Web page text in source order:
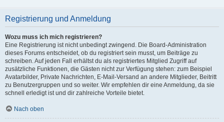
Registrierung und Anmeldung
Wozu muss ich mich registrieren?
Eine Registrierung ist nicht unbedingt zwingend. Die Board-Administration
dieses Forums entscheidet, ob du registriert sein musst, um Beiträge zu
schreiben. Auf jeden Fall erhältst du als registriertes Mitglied Zugriff auf
zusätzliche Funktionen, die Gästen nicht zur Verfügung stehen: zum Beispiel
Avatarbilder, Private Nachrichten, E-Mail-Versand an andere Mitglieder, Beitritt
zu Benutzergruppen und so weiter. Wir empfehlen dir eine Anmeldung, da sie
schnell erledigt ist und dir zahlreiche Vorteile bietet.
Nach oben